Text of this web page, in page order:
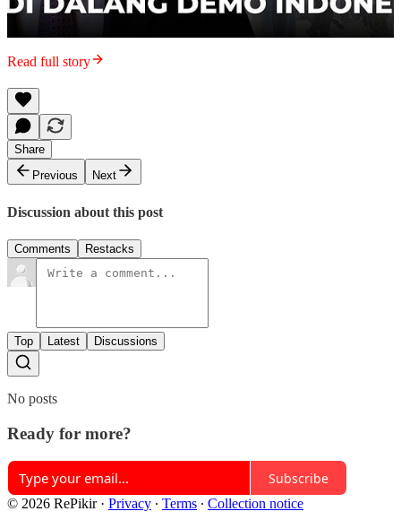
Read full story
Share
Previous
Next
Discussion about this post
Comments Restacks
Top Latest Discussions
No posts
Ready for more?
Subscribe
© 2026 RePikir· Privacy ∙ Terms ∙ Collection notice